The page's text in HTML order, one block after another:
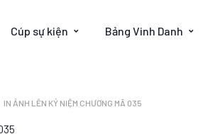
Cúp sự kiện Bảng Vinh Danh
IN ẢNH LÊN KỶ NIỆM CHƯƠNG MÃ 035